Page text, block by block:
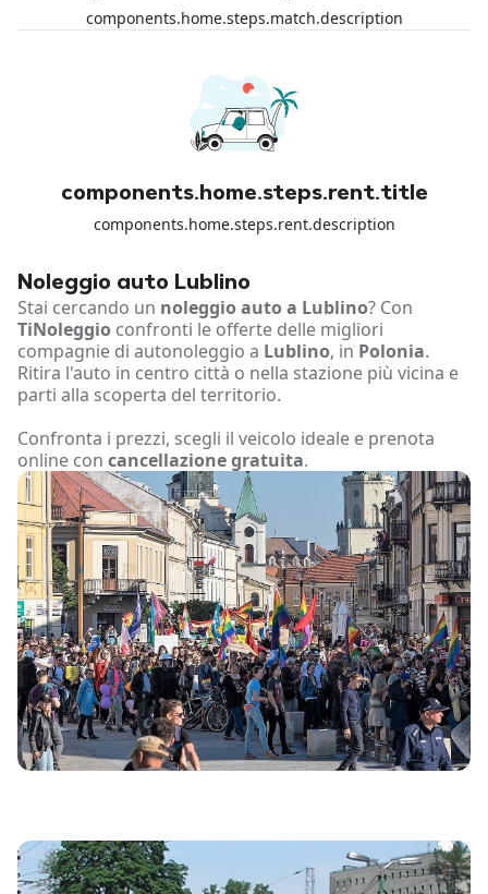
components.home.steps.match.description
components.home.steps.rent.title
components.home.steps.rent.description
Noleggio auto Lublino
Stai cercando un noleggio auto a Lublino? Con
TiNoleggio confronti le offerte delle migliori
compagnie di autonoleggio a Lublino, in Polonia.
Ritira l'auto in centro città o nella stazione più vicina e
parti alla scoperta del territorio.
Confronta i prezzi, scegli il veicolo ideale e prenota
online con cancellazione gratuita.